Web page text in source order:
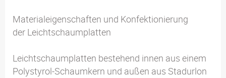
Materialeigenschaften und Konfektionierung
der Leichtschaumplatten
Leichtschaumplatten bestehend innen aus einem
Polystyrol-Schaumkern und außen aus Stadurlon